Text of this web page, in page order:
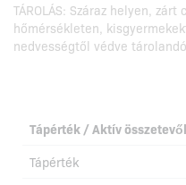
TÁROLÁS: Száraz helyen,
hőmérsékleten,
nedvességtől védve
Tápérték / Aktív
Tápérték